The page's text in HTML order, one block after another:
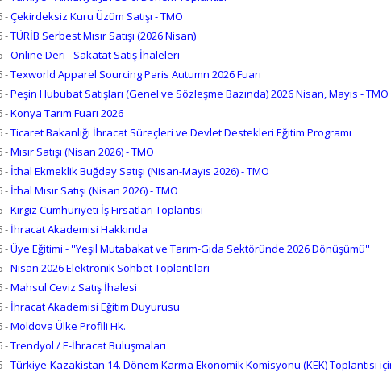
-Çekirdeksiz Kuru Üzüm Satışı - TMO
-TÜRİB Serbest Mısır Satışı (2026 Nisan)
-Online Deri - Sakatat Satış İhaleleri
-Texworld Apparel Sourcing Paris Autumn 2026 Fuarı
-Peşin Hububat Satışları (Genel ve Sözleşme Bazında) 2026 Nisan, Mayıs - TMO
-Konya Tarım Fuarı 2026
-Ticaret Bakanlığı İhracat Süreçleri ve Devlet Destekleri Eğitim Programı
-Mısır Satışı (Nisan 2026) - TMO
- İthal Ekmeklik Buğday Satışı (Nisan-Mayıs 2026) - TMO
- İthal Mısır Satışı (Nisan 2026) - TMO
-Kırgız Cumhuriyeti İş Fırsatları Toplantısı
- İhracat Akademisi Hakkında
-Üye Eğitimi - ''Yeşil Mutabakat ve Tarım-Gıda Sektöründe 2026 Dönüşümü''
-Nisan 2026 Elektronik Sohbet Toplantıları
-Mahsul Ceviz Satış İhalesi
- İhracat Akademisi Eğitim Duyurusu
-Moldova Ülke Profili Hk.
-Trendyol / E-İhracat Buluşmaları
-Türkiye-Kazakistan 14. Dönem Karma Ekonomik Komisyonu (KEK) Toplantısı